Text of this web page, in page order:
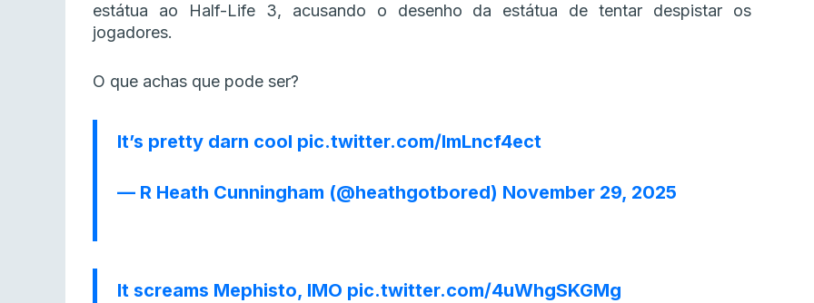
estátua ao Half-Life 3, acusando o desenho da estátua de tentar despistar os
jogadores.
O que achas que pode ser?
It’s pretty darn cool pic.twitter.com/lmLncf4ect
— R Heath Cunningham (@heathgotbored) November 29, 2025
It screams Mephisto, IMO pic.twitter.com/4uWhgSKGMg